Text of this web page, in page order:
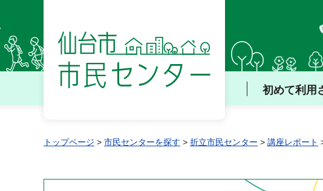
仙台市 市民センター
初めて利用
トップページ > 市民センターを探す > 折立市民センター > 講座レポート